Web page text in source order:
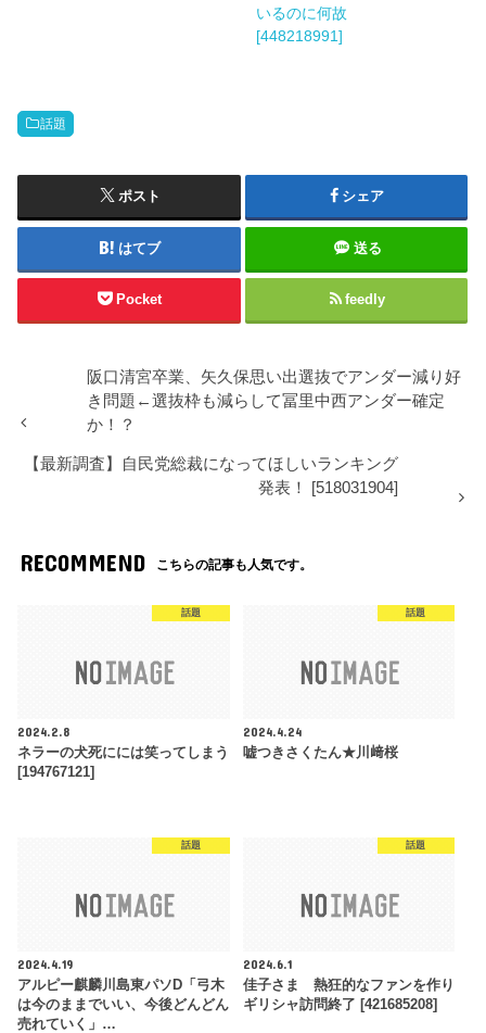
いるのに何故
[448218991]
話題
ポスト シェア
はてブ 送る
Pocket feedly
阪口清宮卒業、矢久保思い出選抜でアンダー減り好
き問題←選抜枠も減らして冨里中西アンダー確定
か！？
【最新調査】自民党総裁になってほしいランキング
発表！ [518031904]
RECOMMEND こちらの記事も人気です。
話題
2024.2.8
ネラーの犬死にには笑ってしまう
[194767121]
話題
2024.4.24
嘘つきさくたん★川﨑桜
話題
2024.4.19
アルピー麒麟川島東パソD「弓木
は今のままでいい、今後どんどん
売れていく」…
話題
2024.6.1
佳子さま 熱狂的なファンを作り
ギリシャ訪問終了 [421685208]